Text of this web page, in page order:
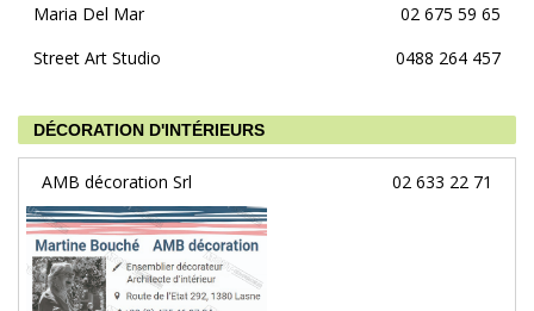
Maria Del Mar
02 675 59 65
Street Art Studio
0488 264 457
DÉCORATION D'INTÉRIEURS
AMB décoration Srl 02 633 22 71